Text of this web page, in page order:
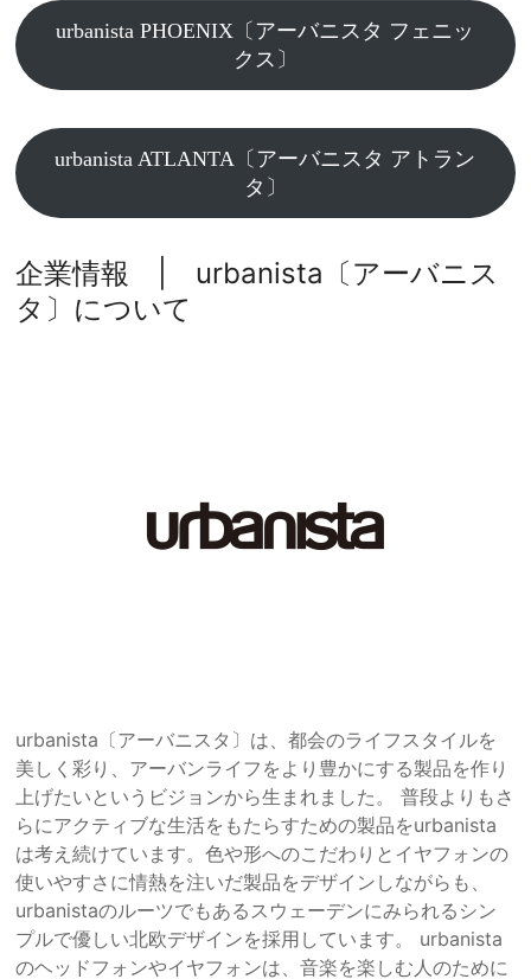
urbanista PHOENIX〔アーバニスタ フェニッ
クス〕
urbanista ATLANTA〔アーバニスタ アトラン
タ〕
企業情報 | urbanista〔アーバニス
タ〕について
urbanista〔アーバニスタ〕は、都会のライフスタイルを
美しく彩り、アーバンライフをより豊かにする製品を作り
上げたいというビジョンから生まれました。 普段よりもさ
らにアクティブな生活をもたらすための製品をurbanista
は考え続けています。色や形へのこだわりとイヤフォンの
使いやすさに情熱を注いだ製品をデザインしながらも、
urbanistaのルーツでもあるスウェーデンにみられるシン
プルで優しい北欧デザインを採用しています。 urbanista
のヘッドフォンやイヤフォンは、音楽を楽しむ人のために